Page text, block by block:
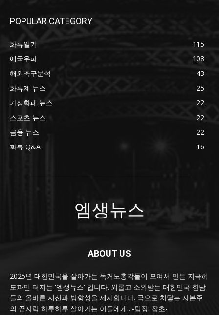
POPULAR CATEGORY
화류일기
115
애국우파
108
해외축구분석
43
화류계 뉴스
25
가상화폐 뉴스
22
스포츠 뉴스
22
금융 뉴스
22
화류 Q&A
16
엠생뉴스
ABOUT US
2025년 대한민국을 살아가는 독거노총각들이 모여서 만든 지극히
도파민 터지는 '엠생뉴스' 입니다. 외롭고 소외받는 대한민국 한남
들의 올바른 시선과 방향성을 제시합니다. 극으로 치닿는 자본주
의 끝자락 하루하루 살아가는 이들에게.. -팀장: 잡초-